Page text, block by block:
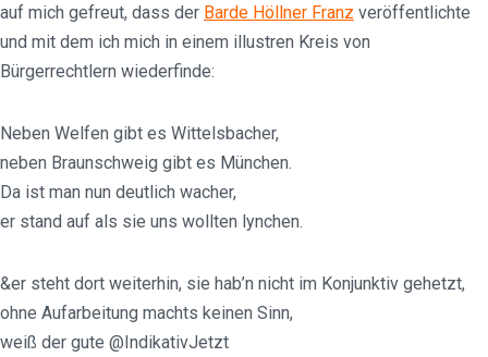
auf mich gefreut, dass der Barde Höllner Franz veröffentlichte
und mit dem ich mich in einem illustren Kreis von
Bürgerrechtlern wiederfinde:
Neben Welfen gibt es Wittelsbacher,
neben Braunschweig gibt es München.
Da ist man nun deutlich wacher,
er stand auf als sie uns wollten lynchen.
&er steht dort weiterhin, sie hab’n nicht im Konjunktiv gehetzt,
ohne Aufarbeitung machts keinen Sinn,
weiß der gute @IndikativJetzt